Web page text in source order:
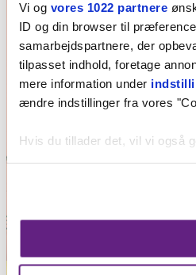
Vi og vores 1022 partnere
ID og din browser til
samarbejdspartnere, der
tilpasset indhold, foretage
mere information under
ændre indstillinger fra vores
Hvis du tillader det, vil vi også
Vi bruger cookies til at
oplysninger om din brug af